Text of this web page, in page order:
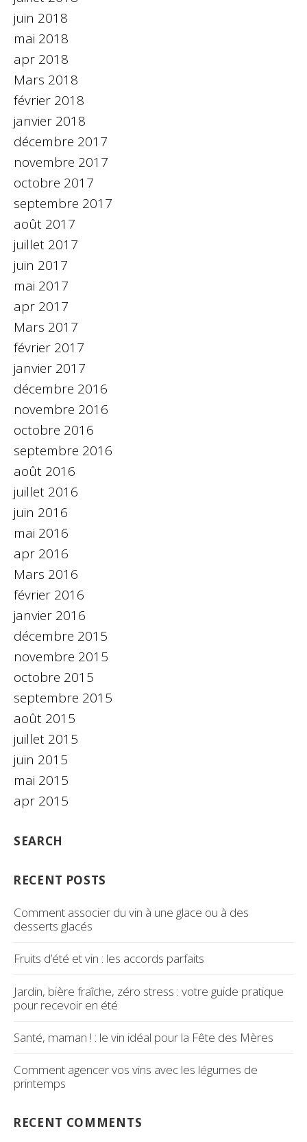
juin 2018
mai 2018
apr 2018
Mars 2018
février 2018
janvier 2018
décembre 2017
novembre 2017
octobre 2017
septembre 2017
août 2017
juillet 2017
juin 2017
mai 2017
apr 2017
Mars 2017
février 2017
janvier 2017
décembre 2016
novembre 2016
octobre 2016
septembre 2016
août 2016
juillet 2016
juin 2016
mai 2016
apr 2016
Mars 2016
février 2016
janvier 2016
décembre 2015
novembre 2015
octobre 2015
septembre 2015
août 2015
juillet 2015
juin 2015
mai 2015
apr 2015
SEARCH
RECENT POSTS
Comment associer du vin à une glace ou à des
desserts glacés
Fruits d’été et vin : les accords parfaits
Jardin, bière fraîche, zéro stress : votre guide pratique
pour recevoir en été
Santé, maman ! : le vin idéal pour la Fête des Mères
Comment agencer vos vins avec les légumes de
printemps
RECENT COMMENTS